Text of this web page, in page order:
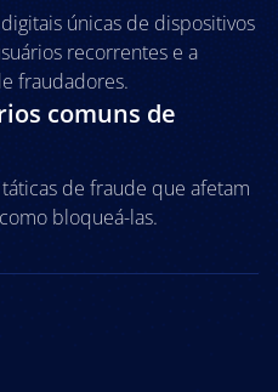
únicas de dispositivos
recorrentes e a
fraudadores.
comuns de
de fraude que afetam
bloqueá-las.